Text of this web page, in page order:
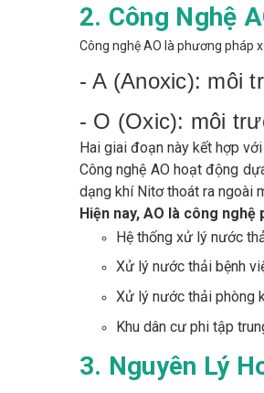
2. Công Nghệ
Công nghệ AO là phương pháp
- A (Anoxic): môi
- O (Oxic): môi
Hai giai đoạn này kết hợp
Công nghệ AO hoạt động
dạng khí Nitơ thoát ra ngoài
Hiện nay, AO là công nghệ
Hệ thống xử lý nước
Xử lý nước thải bệnh
Xử lý nước thải phòng
Khu dân cư phi tập
3. Nguyên Lý